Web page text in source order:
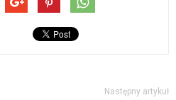
Następny artykuł